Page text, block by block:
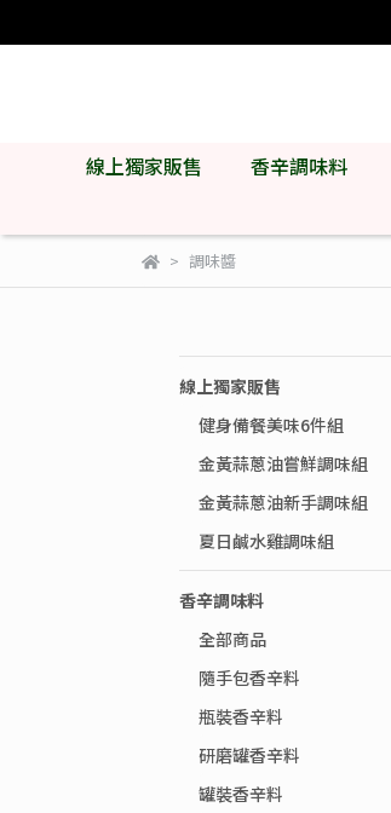
線上獨家販售 香辛調味料
調味醬
線上獨家販售
健身備餐美味6件組
金黃蒜蔥油嘗鮮調味組
金黃蒜蔥油新手調味組
夏日鹹水雞調味組
香辛調味料
全部商品
隨手包香辛料
瓶裝香辛料
研磨罐香辛料
罐裝香辛料